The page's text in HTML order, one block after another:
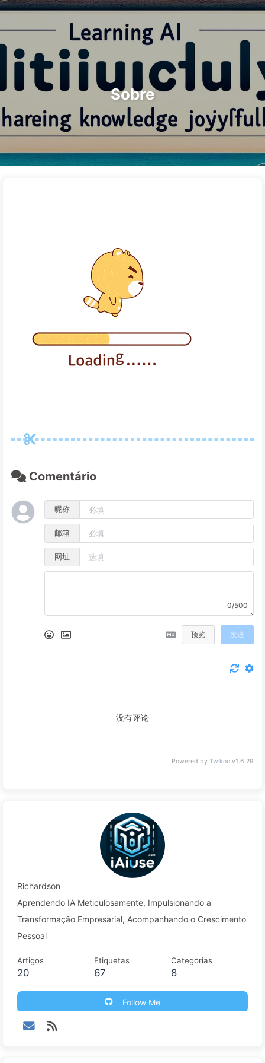
Pesquisar Início Arquivos Etiquetas
Categorias Links Sobre 🇵🇹 Português
Sobre
Comentário
昵称
邮箱
网址
0/500
预览 发送
没有评论
Powered by Twikoo v1.6.29
Richardson
Aprendendo IA Meticulosamente, Impulsionando a
Transformação Empresarial, Acompanhando o Crescimento
Pessoal
Artigos
20
Etiquetas
67
Categorias
8
Follow Me